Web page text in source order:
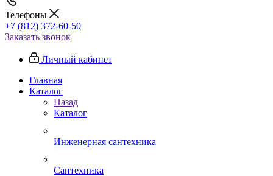
Телефоны
+7 (812) 372-60-50
Заказать звонок
Личный кабинет
Главная
Каталог
Назад
Каталог
Инженерная сантехника
Сантехника